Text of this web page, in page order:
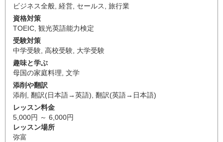
ビジネス全般 経営 セールス
旅行業
資格対策
TOEIC 観光英語能力検定
受験対策
中学受験 高校受験 大学受験
趣味と学ぶ
母国の家庭料理 文学
添削や翻訳
添削 翻訳(日本語→英語) 翻訳(英語→日本語)
レッスン料金
5,000円 ～ 6,000円
レッスン場所
弥富